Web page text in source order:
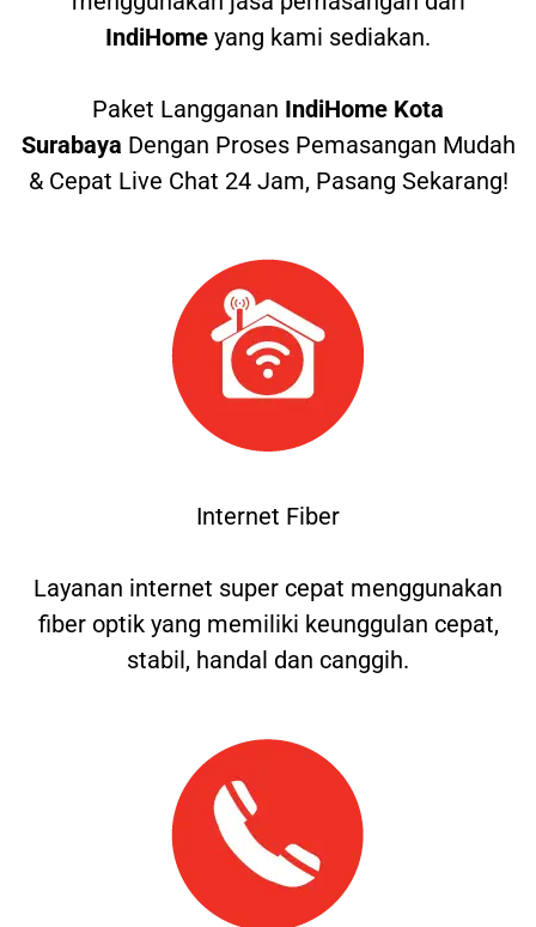
IndiHome yang kami sediakan.
Paket Langganan IndiHome Kota
Surabaya Dengan Proses Pemasangan Mudah
& Cepat Live Chat 24 Jam, Pasang Sekarang!
Internet Fiber
Layanan internet super cepat menggunakan
fiber optik yang memiliki keunggulan cepat,
stabil, handal dan canggih.